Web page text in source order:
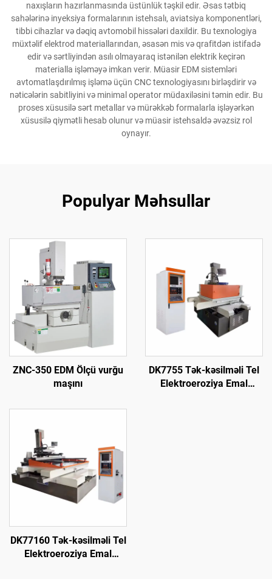
naxışların hazırlanmasında üstünlük təşkil edir. Əsas tətbiq
sahələrinə inyeksiya formalarının istehsalı, aviatsiya komponentləri,
tibbi cihazlar və dəqiq avtomobil hissələri daxildir. Bu texnologiya
müxtəlif elektrod materiallarından, əsasən mis və qrafitdən istifadə
edir və sərtliyindən asılı olmayaraq istənilən elektrik keçirən
materialla işləməyə imkan verir. Müasir EDM sistemləri
avtomatlaşdırılmış işləmə üçün CNC texnologiyasını birləşdirir və
nəticələrin sabitliyini və minimal operator müdaxiləsini təmin edir. Bu
proses xüsusilə sərt metallar və mürəkkəb formalarla işləyərkən
xüsusilə qiymətli hesab olunur və müasir istehsaldə əvəzsiz rol
oynayır.
Populyar Məhsullar
ZNC-350 EDM Ölçü vurğu
maşını
DK7755 Tək-kəsilməli Tel
Elektroeroziya Emal
DK77160 Tək-kəsilməli Tel
Elektroeroziya Emal